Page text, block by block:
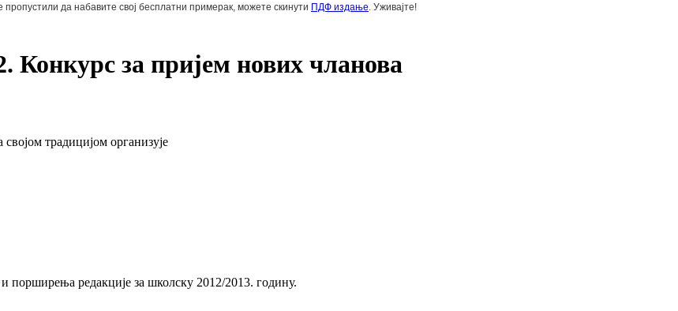
да набавите свој бесплатни примерак, можете скинути ПДФ издање . Уживајте!
Конкурс за пријем нових чланова
традицијом организује
порширења редакције за школску 2012/2013. годину.